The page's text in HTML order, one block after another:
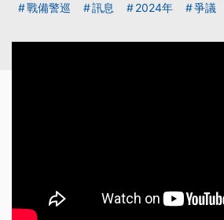
戰備警巡 訊息 2024年 爭議